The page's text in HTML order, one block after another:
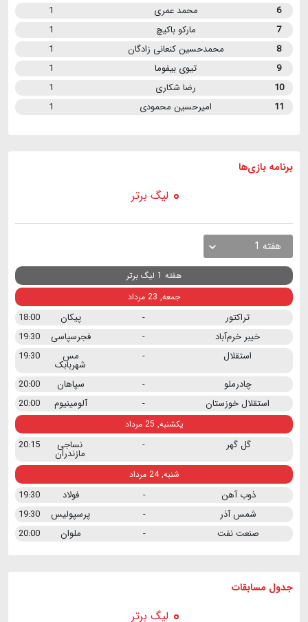
6
محمد عمری
1
7
مارکو باکیچ
1
8
محمدحسین کنعانی زادگان
1
9
تیوی بیفوما
1
10
رضا شکاری
1
11
امیرحسین محمودی 1
برنامه بازی ها
لیگ برتر
هفته 1
هفته 1 لیگ برتر
جمعه, 23 مرداد
تراکتور - پیکان
18:00
خیبر خرم‌آباد
- فجرسپاسی
19:30
استقلال
- مس
شهربابک
19:30
چادرملو
- سپاهان
20:00
استقلال خوزستان
- آلومینیوم 20:00
یکشنبه, 25 مرداد
گل گهر - نساجی
مازندران
20:15
شنبه, 24 مرداد
ذوب آهن - فولاد
19:30
شمس آذر
- پرسپولیس
19:30
صنعت نفت
- ملوان 20:00
جدول مسابقات
لیگ برتر